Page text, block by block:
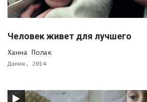
Человек живет для лучшего
Ханна Полак
Дания, 2014